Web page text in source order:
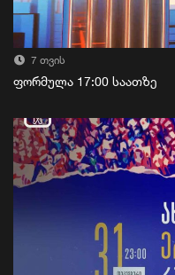
7 თვის
ფორმულა 17:00 საათზე